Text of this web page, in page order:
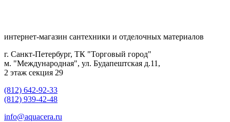
интернет-магазин сантехники и отделочных материалов
г. Санкт-Петербург, ТК "Торговый город"
м. "Международная", ул. Будапештская д.11,
2 этаж секция 29
(812) 642-92-33
(812) 939-42-48
info@aquacera.ru